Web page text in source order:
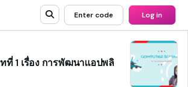
Enter code Log in
ที่ 1 เรื่อง การพัฒนาแอปพลิ